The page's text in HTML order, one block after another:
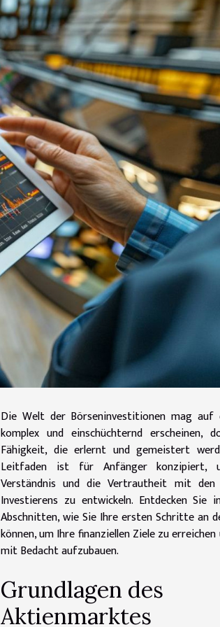
Die Welt der Börseninvestitionen mag auf
komplex und einschüchternd erscheinen,
Fähigkeit, die erlernt und gemeistert
Leitfaden ist für Anfänger konzipiert,
Verständnis und die Vertrautheit mit den
Investierens zu entwickeln. Entdecken Sie
Abschnitten, wie Sie Ihre ersten Schritte an
können, um Ihre finanziellen Ziele zu
mit Bedacht aufzubauen.
Grundlagen des
Aktienmarktes